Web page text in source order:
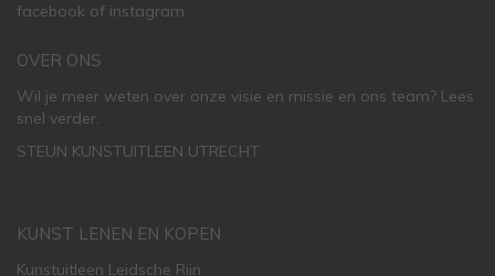
facebook of instagram.
OVER ONS
Wil je meer weten over onze visie en missie en ons team? Lees
snel verder.
STEUN KUNSTUITLEEN UTRECHT
KUNST LENEN EN KOPEN
Kunstuitleen Leidsche Rijn